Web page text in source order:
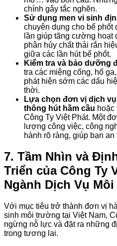
chính gây tắc nghẽn.
Sử dụng men vi sinh
chuyên dụng cho bể phốt
lần giúp tăng cường hoạt
phân hủy chất thải rắn
giữa các lần hút bể phốt.
Kiểm tra và bảo dưỡng
tra các miệng cống, hố
phát hiện sớm các dấu
thời.
Lựa chọn đơn vị dịch
thông hút hầm cầu hoặc
Công Ty Việt Phát. Một
lượng công việc, công
hành rõ ràng, giúp bạn an
7. Tầm Nhìn và
Triển của Công Ty
Ngành Dịch Vụ
Với mục tiêu trở thành đơn vị
sinh môi trường tại Việt Nam,
ngừng nỗ lực và đặt ra những
trong tương lai.